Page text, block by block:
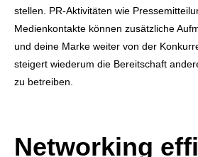
stellen. PR-Aktivitäten wie
Medienkontakte können zusätzliche
und deine Marke weiter von der
steigert wiederum die Bereitschaft
zu betreiben.
Networking